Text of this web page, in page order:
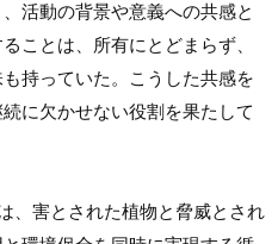
活動の背景や意義への共感と
ことは、所有にとどまらず、
持っていた。こうした共感を
に欠かせない役割を果たして
、害とされた植物と脅威とされ